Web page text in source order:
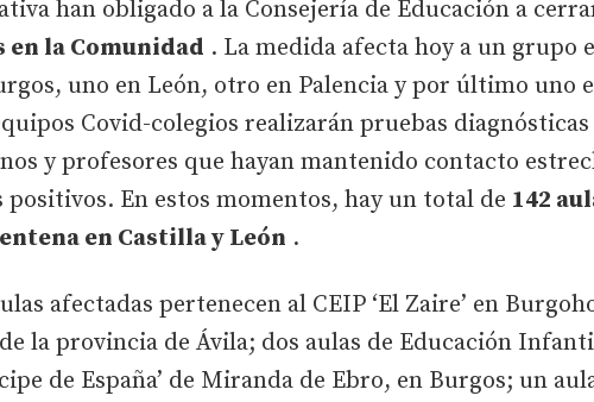
han obligado a la Consejería de Educación a
en la Comunidad . La medida afecta hoy a un grupo
uno en León, otro en Palencia y por último uno
Covid-colegios realizarán pruebas diagnósticas
y profesores que hayan mantenido contacto
positivos. En estos momentos, hay un total de 142
en Castilla y León .
afectadas pertenecen al CEIP ‘El Zaire’ en
la provincia de Ávila; dos aulas de Educación
de España’ de Miranda de Ebro, en Burgos; un